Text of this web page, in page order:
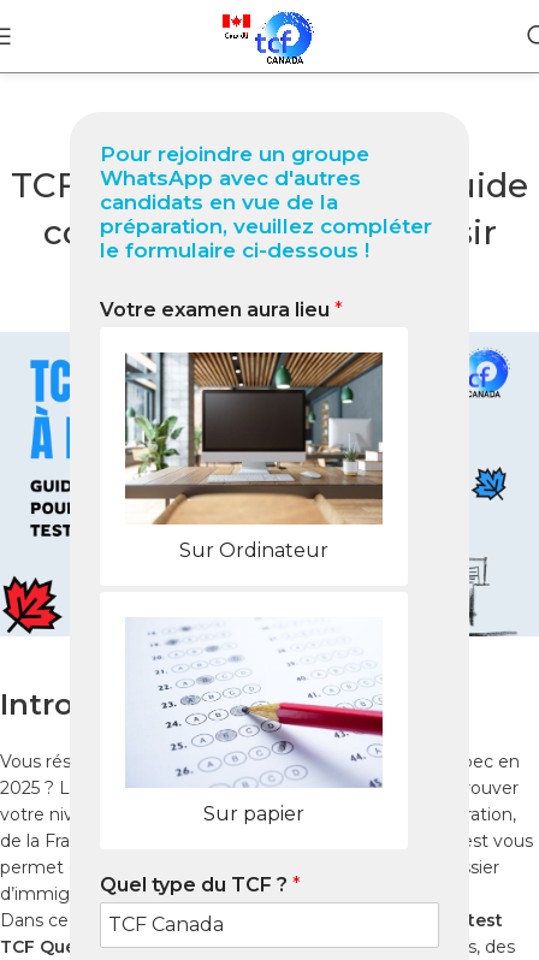
Pour rejoindre un groupe
WhatsApp avec d'autres
candidats en vue de la
préparation, veuillez compléter
le formulaire ci-dessous !
Votre examen aura lieu *
Sur Ordinateur
Sur papier
Quel type du TCF ? *
BLOG
TCF Québec à Dapaong Guide
complet 2026 pour réussir
NabilOn mars 1, 2026
Introduction
Vous résidez à Dapaong et souhaitez immigrer au Québec en
2025 ? Le
TCF Québecest un examen essentiel pour prouver
votre niveau de français auprès du Ministère de l’Immigration,
de la Francisation et de l’Intégration (MIFI). Réussir ce test vous
permet de maximiser vos points et de faciliter votre dossier
d’immigration.
Dans ce guide complet, découvrez comment réussir le test
TCF Québecà Dapaong grâce à des stratégies efficaces, des